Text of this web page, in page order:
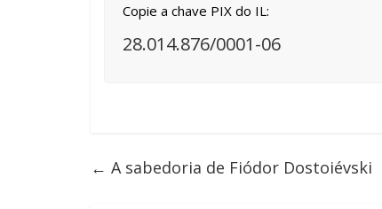
Copie a chave PIX do IL:
28.014.876/0001-06
← A sabedoria de Fiódor Dostoiévski